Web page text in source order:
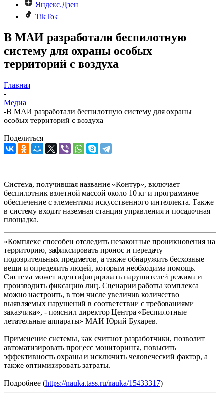
Яндекс.Дзен
TikTok
В МАИ разработали беспилотную
систему для охраны особых
территорий с воздуха
Главная
-
Медиа
-В МАИ разработали беспилотную систему для охраны
особых территорий с воздуха
Поделиться
Система, получившая название «Контур», включает
беспилотник взлетной массой около 10 кг и программное
обеспечение с элементами искусственного интеллекта. Также
в систему входят наземная станция управления и посадочная
площадка.
«Комплекс способен отследить незаконные проникновения на
территорию, зафиксировать пронос и передачу
подозрительных предметов, а также обнаружить бесхозные
вещи и определить людей, которым необходима помощь.
Система может идентифицировать нарушителей режима и
производить фиксацию лиц. Сценарии работы комплекса
можно настроить, в том числе увеличив количество
выявляемых нарушений в соответствии с требованиями
заказчика», - пояснил директор Центра «Беспилотные
летательные аппараты» МАИ Юрий Бухарев.
Применение системы, как считают разработчики, позволит
автоматизировать процесс мониторинга, повысить
эффективность охраны и исключить человеческий фактор, а
также оптимизировать затраты.
Подробнее (https://nauka.tass.ru/nauka/15433317)